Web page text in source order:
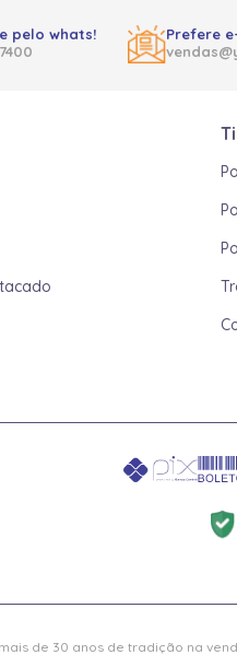
pelo whats!
Prefere
de 30 anos de tradição na